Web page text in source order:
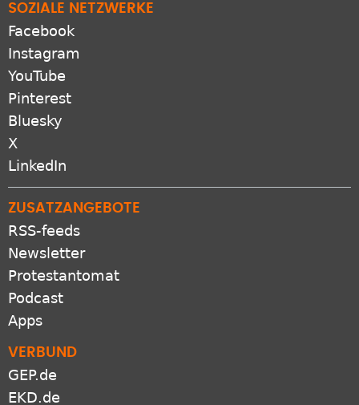
SOZIALE NETZWERKE
Facebook
Instagram
YouTube
Pinterest
Bluesky
X
LinkedIn
ZUSATZANGEBOTE
RSS-feeds
Newsletter
Protestantomat
Podcast
Apps
VERBUND
GEP.de
EKD.de